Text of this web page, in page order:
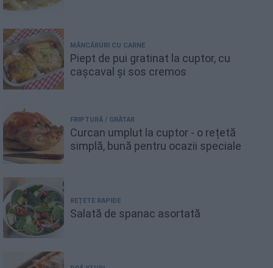
MÂNCĂRURI CU CARNE
Piept de pui gratinat la cuptor, cu
cașcaval și sos cremos
FRIPTURĂ / GRĂTAR
Curcan umplut la cuptor - o rețetă
simplă, bună pentru ocazii speciale
REȚETE RAPIDE
Salată de spanac asortată